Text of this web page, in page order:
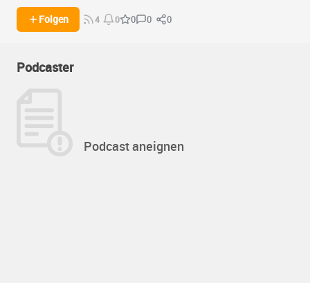
Folgen 4 0 0 0 0
Podcaster
Podcast aneignen